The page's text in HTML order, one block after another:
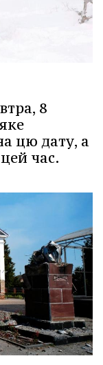
8
цю дату, а
час.